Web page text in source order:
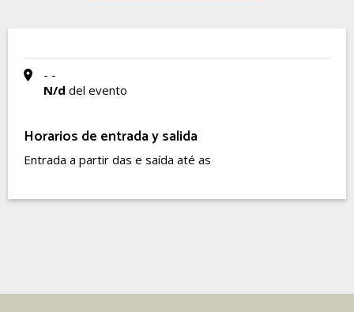
- -
N/d del evento
Horarios de entrada y salida
Entrada a partir das e saída até as